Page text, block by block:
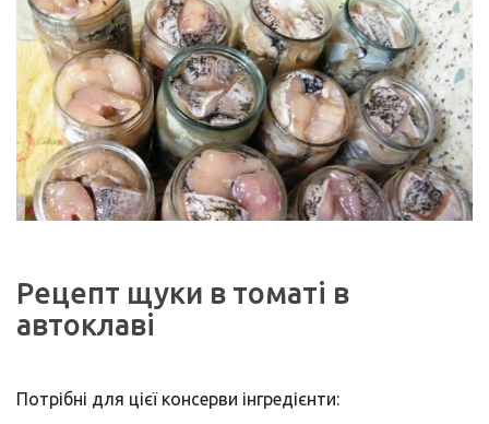
Рецепт щуки в томаті в
автоклаві
Потрібні для цієї консерви інгредієнти: